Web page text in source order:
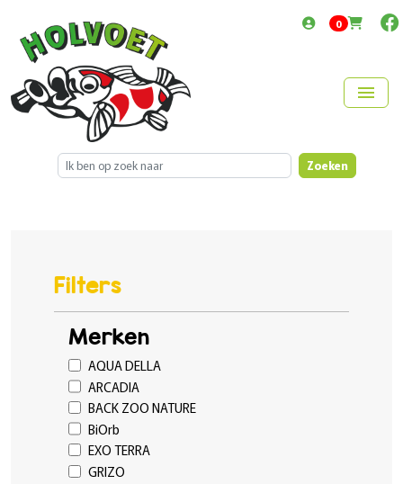
0items in cart
menu
Zoeken
Filters
Merken
AQUA DELLA
ARCADIA
BACK ZOO NATURE
BiOrb
EXO TERRA
GRIZO